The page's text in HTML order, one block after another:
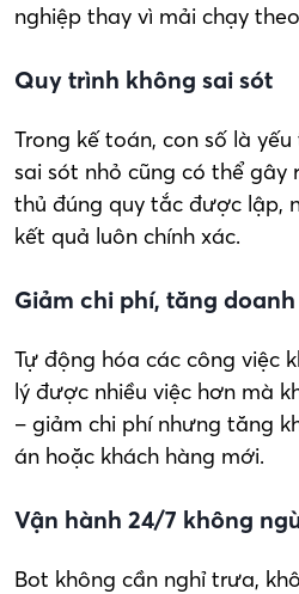
nghiệp thay vì mải chạy
Quy trình không sai sót
Trong kế toán, con số là
sai sót nhỏ cũng có thể gây
thủ đúng quy tắc được lập,
kết quả luôn chính xác.
Giảm chi phí, tăng
Tự động hóa các công việc
lý được nhiều việc hơn mà
– giảm chi phí nhưng tăng
án hoặc khách hàng mới.
Vận hành 24/7 không
Bot không cần nghỉ trưa,